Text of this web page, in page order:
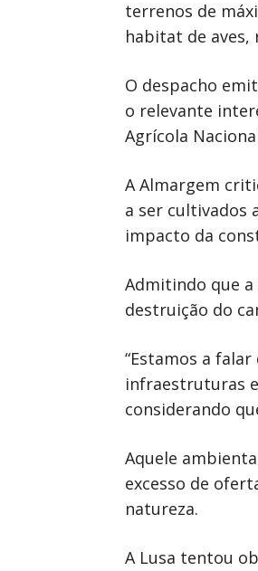
terrenos de
habitat de aves,
O despacho
o relevante
Agrícola
A Almargem
a ser cultivados
impacto da
Admitindo que a
destruição do
“Estamos a
infraestruturas
considerando
Aquele
excesso de
natureza.
A Lusa tentou